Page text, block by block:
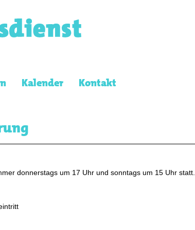
Kalender Kontakt
donnerstags um 17 Uhr und sonntags um 15 Uhr statt.